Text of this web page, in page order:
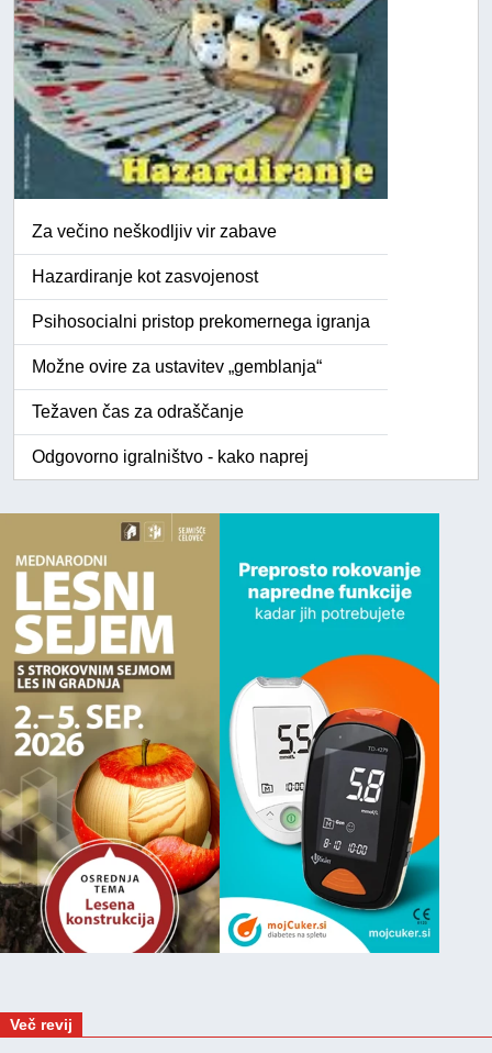
Za večino neškodljiv vir zabave
Hazardiranje kot zasvojenost
Psihosocialni pristop prekomernega igranja
Možne ovire za ustavitev „gemblanja“
Težaven čas za odraščanje
Odgovorno igralništvo - kako naprej
Več revij